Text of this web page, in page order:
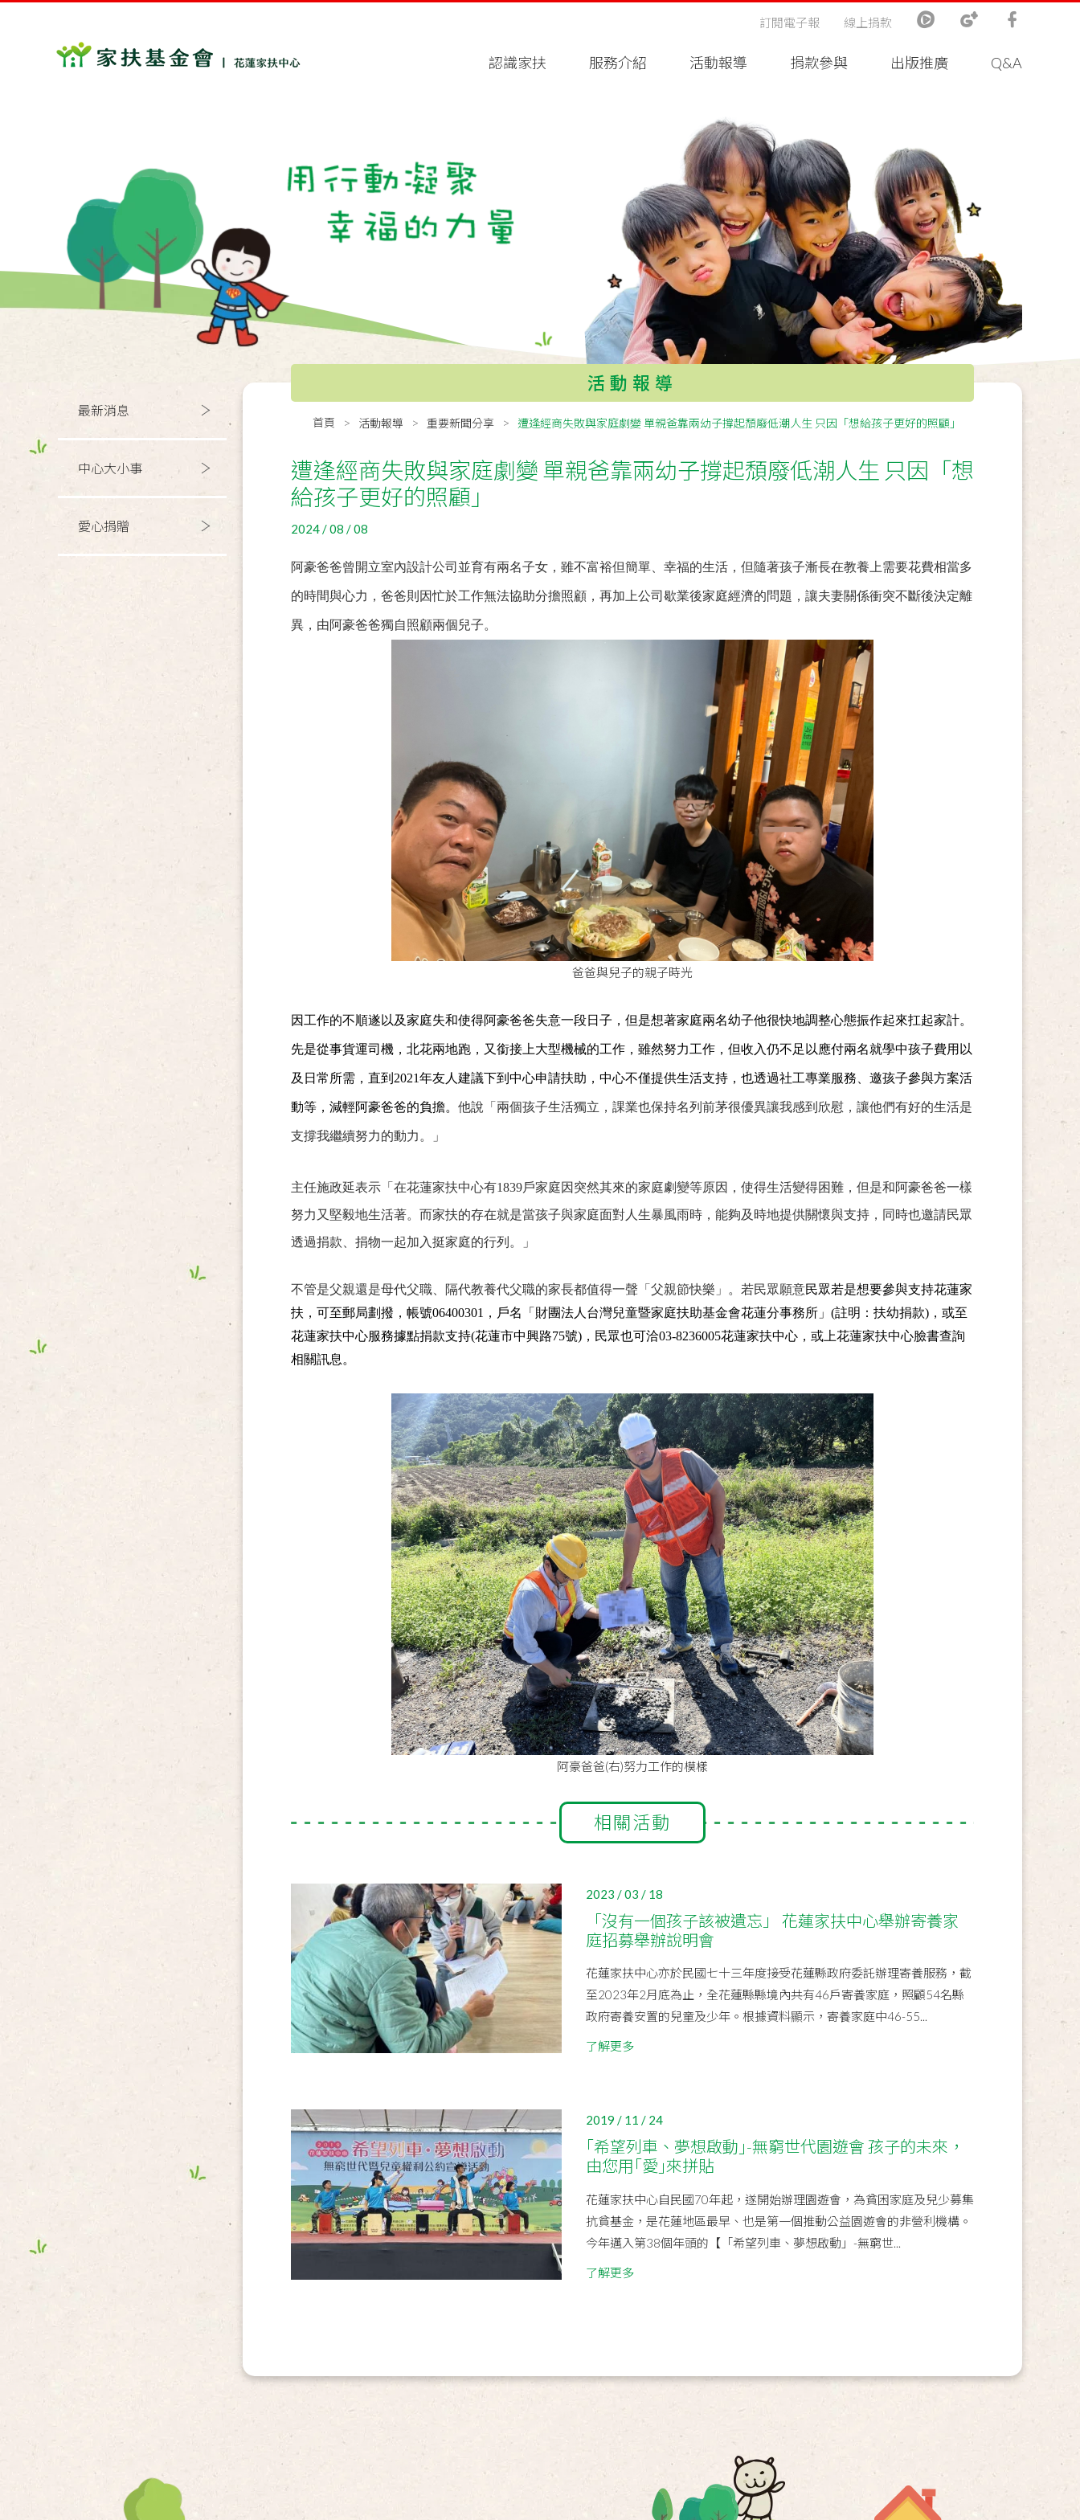
認識家扶 服務介紹 活動報導 捐款參與 出版推廣 Q&A
訂閱電子報 線上捐款
最新消息
中心大小事
愛心捐贈
活動報導
首頁 活動報導 重要新聞分享 遭逢經商失敗與家庭劇變 單親爸靠兩幼子撐起頹廢低潮人生 只因「想給孩子更好的照顧」
遭逢經商失敗與家庭劇變 單親爸靠兩幼子撐起頹廢低潮人生 只因「想
給孩子更好的照顧」
2024 / 08 / 08
阿豪爸爸曾開立室內設計公司並育有兩名子女，雖不富裕但簡單、幸福的生活，但隨著孩子漸長在教養上需要花費相當多
的時間與心力，爸爸則因忙於工作無法協助分擔照顧，再加上公司歇業後家庭經濟的問題，讓夫妻關係衝突不斷後決定離
異，由阿豪爸爸獨自照顧兩個兒子。
爸爸與兒子的親子時光
因工作的不順遂以及家庭失和使得阿豪爸爸失意一段日子，但是想著家庭兩名幼子他很快地調整心態振作起來扛起家計。
先是從事貨運司機，北花兩地跑，又銜接上大型機械的工作，雖然努力工作，但收入仍不足以應付兩名就學中孩子費用以
及日常所需，直到2021年友人建議下到中心申請扶助，中心不僅提供生活支持，也透過社工專業服務、邀孩子參與方案活
動等，減輕阿豪爸爸的負擔。 他說「兩個孩子生活獨立，課業也保持名列前茅很優異讓我感到欣慰，讓他們有好的生活是
支撐我繼續努力的動力。」
主任施政延表示「在花蓮家扶中心有1839戶家庭因突然其來的家庭劇變等原因，使得生活變得困難，但是和阿豪爸爸一樣
努力又堅毅地生活著。而家扶的存在就是當孩子與家庭面對人生暴風雨時，能夠及時地提供關懷與支持，同時也邀請民眾
透過捐款、捐物一起加入挺家庭的行列。」
不管是父親還是母代父職、隔代教養代父職的家長都值得一聲「父親節快樂」。若民眾願意民眾若是想要參與支持花蓮家
扶，可至郵局劃撥，帳號06400301，戶名「 財團法人台灣兒童暨家庭扶助基金會花蓮分事務所 」(註明：扶幼捐款)，或至
花蓮家扶中心服務據點捐款支持(花蓮市中興路75號)，民眾也可洽03-8236005花蓮家扶中心，或上花蓮家扶中心臉書查詢
相關訊息。
阿豪爸爸(右)努力工作的模樣
相關活動
2023 / 03 / 18
「沒有一個孩子該被遺忘」 花蓮家扶中心舉辦寄養家
庭招募舉辦說明會
花蓮家扶中心亦於民國七十三年度接受花蓮縣政府委託辦理寄養服務，截
至2023年2月底為止，全花蓮縣縣境內共有46戶寄養家庭，照顧54名縣
政府寄養安置的兒童及少年。根據資料顯示，寄養家庭中46-55...
了解更多
2019 / 11 / 24
｢希望列車、夢想啟動｣-無窮世代園遊會 孩子的未來，
由您用｢愛｣來拼貼
花蓮家扶中心自民國70年起，遂開始辦理園遊會，為貧困家庭及兒少募集
抗貧基金，是花蓮地區最早、也是第一個推動公益園遊會的非營利機構。
今年邁入第38個年頭的【「希望列車、夢想啟動」-無窮世...
了解更多